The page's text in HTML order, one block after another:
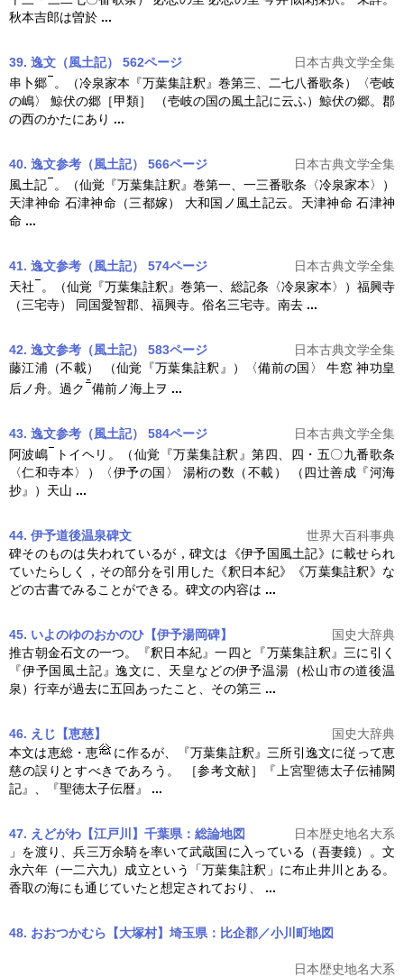
秋本吉郎は曽於 ...
39. 逸文（風土記） 562ページ
日本古典文学全集
串卜郷
。（冷泉家本『万葉集註釈 』巻第三、二七八番歌条）〈壱岐
の嶋〉 鯨伏の郷［甲類］ （壱岐の国の風土記に云ふ）鯨伏の郷。郡
の西のかたにあり ...
40. 逸文参考（風土記） 566ページ
日本古典文学全集
風土記
。（仙覚『万葉集註釈 』巻第一、一三番歌条〈冷泉家本〉）
天津神命 石津神命（三都嫁） 大和国ノ風土記云。天津神命 石津神
命 ...
41. 逸文参考（風土記） 574ページ
日本古典文学全集
天社
。（仙覚『万葉集註釈 』巻第一、総記条〈冷泉家本〉）福興寺
（三宅寺） 同国愛智郡、福興寺。俗名三宅寺。南去 ...
42. 逸文参考（風土記） 583ページ
日本古典文学全集
藤江浦（不載） （仙覚『万葉集註釈 』）〈備前の国〉 牛窓 神功皇
后ノ舟。過ク
備前ノ海上ヲ ...
43. 逸文参考（風土記） 584ページ
日本古典文学全集
阿波嶋
トイヘリ。（仙覚『万葉集註釈 』第四、四・五〇九番歌条
〈仁和寺本〉）〈伊予の国〉 湯桁の数（不載） （四辻善成『河海
抄』）天山 ...
44. 伊予道後温泉碑文
世界大百科事典
碑そのものは失われているが，碑文は《伊予国風土記》に載せられ
ていたらしく，その部分を引用した《釈日本紀》《万葉集註釈》な
どの古書でみることができる。碑文の内容は ...
45. いよのゆのおかのひ【伊予湯岡碑】
国史大辞典
推古朝金石文の一つ。『釈日本紀』一四と『万葉集註釈 』三に引く
『伊予国風土記』逸文に、天皇などの伊予温湯（松山市の道後温
泉）行幸が過去に五回あったこと、その第三 ...
46. えじ【恵慈】
国史大辞典
本文は恵総・恵
に作るが、『万葉集註釈 』三所引逸文に従って恵
慈の誤りとすべきであろう。 ［参考文献］『上宮聖徳太子伝補闕
記』、『聖徳太子伝暦』 ...
47. えどがわ【江戸川】千葉県：総論地図
日本歴史地名大系
」を渡り、兵三万余騎を率いて武蔵国に入っている（吾妻鏡）。文
永六年（一二六九）成立という「万葉集註釈 」に布止井川とある。
香取の海にも通じていたと想定されており、 ...
48. おおつかむら【大塚村】埼玉県：比企郡／小川町地図
日本歴史地名大系